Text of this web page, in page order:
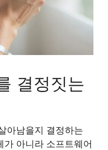
결정짓는
아남을지 결정하는
아니라 소프트웨어